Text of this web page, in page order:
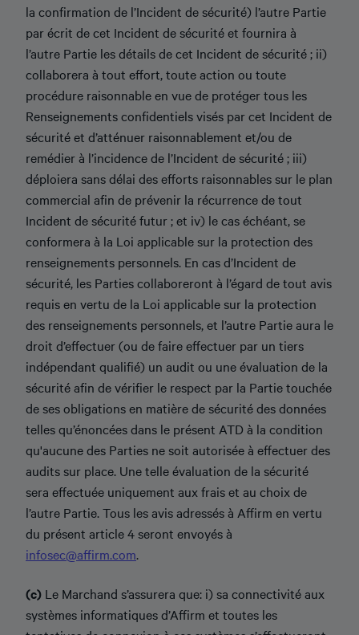
la confirmation de l’Incident de sécurité) l’autre Partie
par écrit de cet Incident de sécurité et fournira à
l’autre Partie les détails de cet Incident de sécurité ; ii)
collaborera à tout effort, toute action ou toute
procédure raisonnable en vue de protéger tous les
Renseignements confidentiels visés par cet Incident de
sécurité et d’atténuer raisonnablement et/ou de
remédier à l’incidence de l’Incident de sécurité ; iii)
déploiera sans délai des efforts raisonnables sur le plan
commercial afin de prévenir la récurrence de tout
Incident de sécurité futur ; et iv) le cas échéant, se
conformera à la Loi applicable sur la protection des
renseignements personnels. En cas d’Incident de
sécurité, les Parties collaboreront à l’égard de tout avis
requis en vertu de la Loi applicable sur la protection
des renseignements personnels, et l’autre Partie aura le
droit d’effectuer (ou de faire effectuer par un tiers
indépendant qualifié) un audit ou une évaluation de la
sécurité afin de vérifier le respect par la Partie touchée
de ses obligations en matière de sécurité des données
telles qu’énoncées dans le présent ATD à la condition
qu'aucune des Parties ne soit autorisée à effectuer des
audits sur place. Une telle évaluation de la sécurité
sera effectuée uniquement aux frais et au choix de
l’autre Partie. Tous les avis adressés à Affirm en vertu
du présent article 4 seront envoyés à
infosec@affirm.com.
(c) Le Marchand s’assurera que: i) sa connectivité aux
systèmes informatiques d’Affirm et toutes les